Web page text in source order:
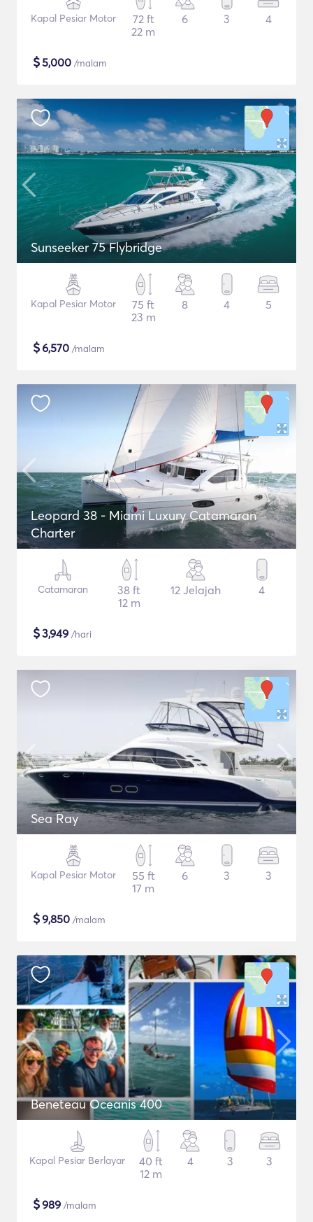
Kapal Pesiar Motor
72 ft
22 m
6 3 4
$5,000 /malam
Sunseeker 75 Flybridge
Kapal Pesiar Motor
75 ft
23 m
8 4 5
$6,570 /malam
Leopard 38 - Miami Luxury Catamaran
Charter
Catamaran
38 ft
12 m
12 Jelajah 4
$3,949 /hari
Sea Ray
Kapal Pesiar Motor
55 ft
17 m
6 3 3
$9,850 /malam
Beneteau Oceanis 400
Kapal Pesiar Berlayar
40 ft
12 m
4 3 3
$989 /malam